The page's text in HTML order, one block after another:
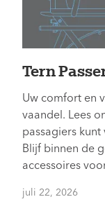
Tern
Uw comfort en
vaandel. Lees
passagiers
Blijf binnen de
accessoires
juli 22, 2026